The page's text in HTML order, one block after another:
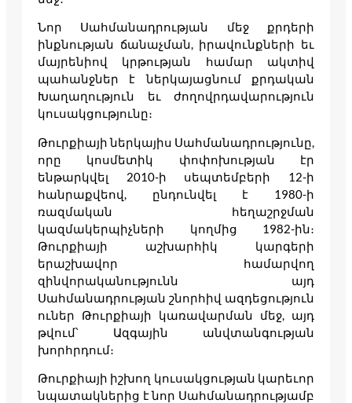
Նոր Սահմանադրության մեջ քրդերի
ինքնության ճանաչման, իրավունքների եւ
մայրենիով կրթության համար ակտիվ
պահանջներ է ներկայացնում քրդական
Խաղաղություն եւ ժողովրդավարություն
կուսակցությունը։
Թուրքիայի ներկայիս Սահմանադրությունը,
որը կոսմետիկ փոփոխության էր
ենթարկվել 2010-ի սեպտեմբերի 12-ի
հանրաքվեով, ընդունվել է 1980-ի
ռազմական հեղաշրջման
կազմակերպիչների կողմից 1982-ին։
Թուրքիայի աշխարհիկ կարգերի
երաշխավոր համարվող
զինվորականությունն այդ
Սահմանադրության շնորհիվ ազդեցություն
ուներ Թուրքիայի կառավարման մեջ, այդ
թվում՝ Ազգային անվտանգության
խորհրդում։
Թուրքիայի իշխող կուսակցության կարեւոր
նպատակներից է նոր Սահմանադրությամբ